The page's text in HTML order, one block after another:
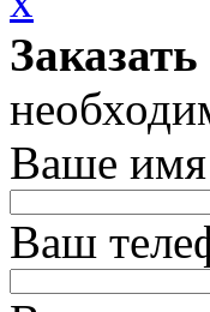
Ваше имя
Ваш